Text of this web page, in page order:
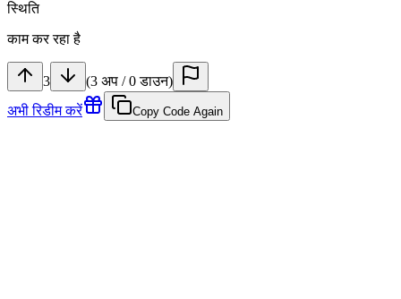
स्थिति
काम कर रहा है
3 (3 अप /0 डाउन)
अभी रिडीम करें
Copy Code Again